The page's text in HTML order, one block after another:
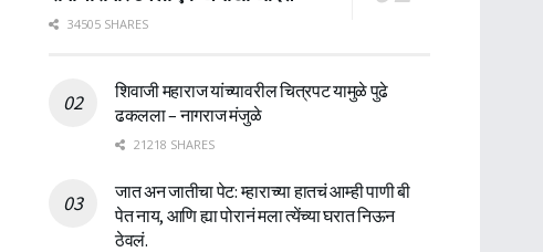
34505 SHARES
शिवाजी महाराज यांच्यावरील चित्रपट यामुळे पुढे
ढकलला – नागराज मंजुळे
21218 SHARES
जात अन जातीचा पेट: म्हाराच्या हातचं आम्ही पाणी बी
पेत नाय, आणि ह्या पोरानं मला त्येंच्या घरात निऊन
ठेवलं.